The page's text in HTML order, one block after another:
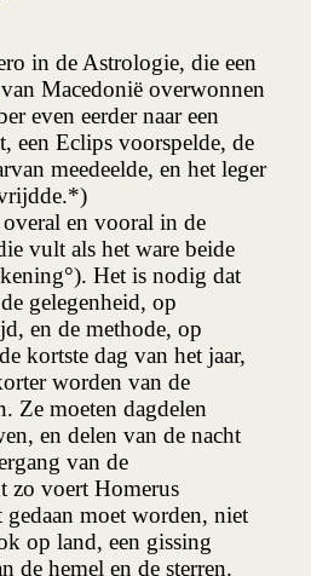
in de Astrologie, die een
van Macedonië overwonnen
even eerder naar een
een Eclips voorspelde, de
meedeelde, en het leger
en vooral in de
vult als het ware beide
Het is nodig dat
gelegenheid, op
en de methode, op
kortste dag van het jaar,
worden van de
Ze moeten dagdelen
en delen van de nacht
van de
zo voert Homerus
moet worden, niet
op land, een gissing
de hemel en de sterren.